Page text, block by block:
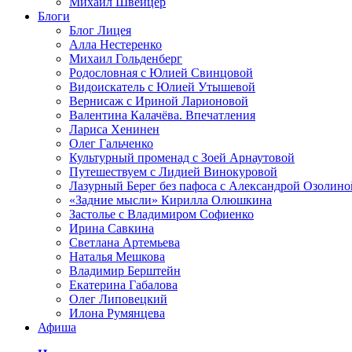
Блоги
Блог Лицея
Алла Нестеренко
Михаил Гольденберг
Родословная с Юлией Свинцовой
Видоискатель с Юлией Утышевой
Вернисаж с Ириной Ларионовой
Валентина Калачёва. Впечатления
Лариса Хенинен
Олег Гальченко
Культурный променад с Зоей Арнаутовой
Путешествуем с Лидией Винокуровой
Лазурный Берег без пафоса с Александрой
«Задние мысли» Кирилла Олюшкина
Застолье с Владимиром Софиенко
Ирина Савкина
Светлана Артемьева
Наталья Мешкова
Владимир Берштейн
Екатерина Габалова
Олег Липовецкий
Илона Румянцева
Афиша